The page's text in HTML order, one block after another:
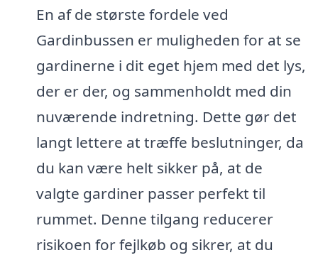
En af de største fordele ved
Gardinbussen er muligheden for at se
gardinerne i dit eget hjem med det lys,
der er der, og sammenholdt med din
nuværende indretning. Dette gør det
langt lettere at træffe beslutninger, da
du kan være helt sikker på, at de
valgte gardiner passer perfekt til
rummet. Denne tilgang reducerer
risikoen for fejlkøb og sikrer, at du